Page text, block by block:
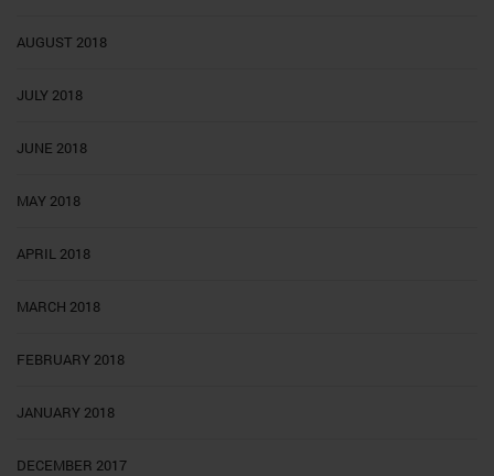
AUGUST 2018
JULY 2018
JUNE 2018
MAY 2018
APRIL 2018
MARCH 2018
FEBRUARY 2018
JANUARY 2018
DECEMBER 2017